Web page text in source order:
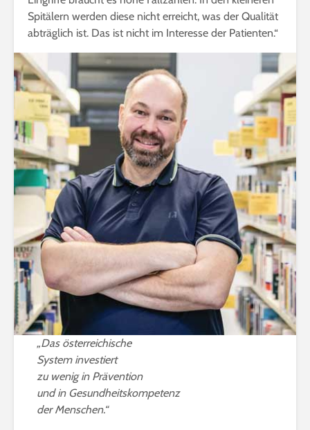
Spitälern werden diese nicht erreicht, was der Qualität
abträglich ist. Das ist nicht im Interesse der Patienten.“
„Das österreichische
System investiert
zu wenig in Prävention
und in Gesundheitskompetenz
der Menschen.“